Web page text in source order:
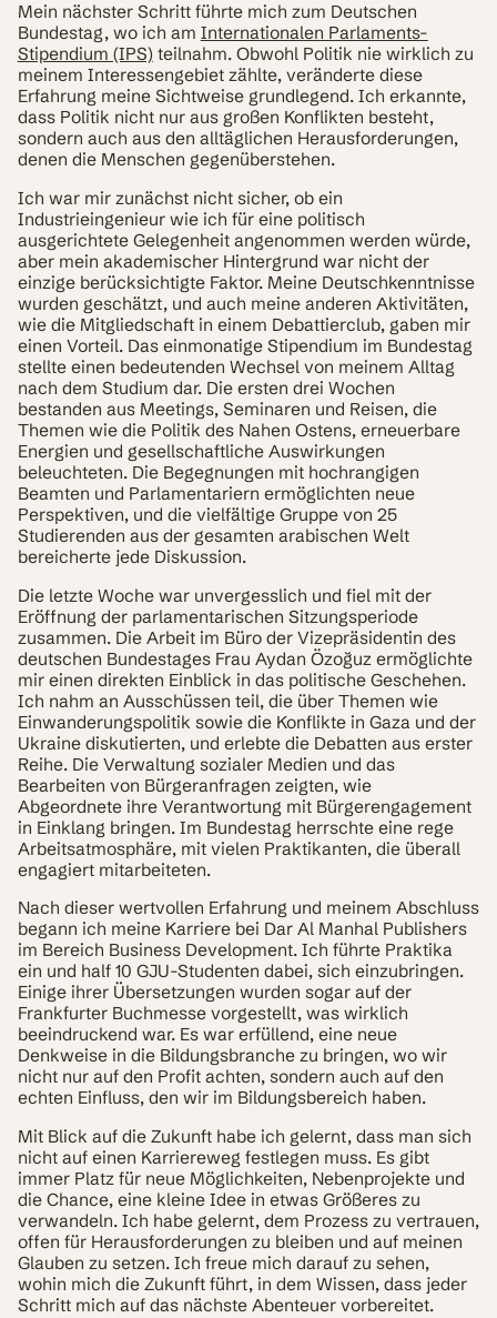
Mein nächster Schritt führte mich zum Deutschen
Bundestag, wo ich am Internationalen Parlaments-
Stipendium (IPS)teilnahm. Obwohl Politik nie wirklich zu
meinem Interessengebiet zählte, veränderte diese
Erfahrung meine Sichtweise grundlegend. Ich erkannte,
dass Politik nicht nur aus großen Konflikten besteht,
sondern auch aus den alltäglichen Herausforderungen,
denen die Menschen gegenüberstehen.
Ich war mir zunächst nicht sicher, ob ein
Industrieingenieur wie ich für eine politisch
ausgerichtete Gelegenheit angenommen werden würde,
aber mein akademischer Hintergrund war nicht der
einzige berücksichtigte Faktor. Meine Deutschkenntnisse
wurden geschätzt, und auch meine anderen Aktivitäten,
wie die Mitgliedschaft in einem Debattierclub, gaben mir
einen Vorteil. Das einmonatige Stipendium im Bundestag
stellte einen bedeutenden Wechsel von meinem Alltag
nach dem Studium dar. Die ersten drei Wochen
bestanden aus Meetings, Seminaren und Reisen, die
Themen wie die Politik des Nahen Ostens, erneuerbare
Energien und gesellschaftliche Auswirkungen
beleuchteten. Die Begegnungen mit hochrangigen
Beamten und Parlamentariern ermöglichten neue
Perspektiven, und die vielfältige Gruppe von 25
Studierenden aus der gesamten arabischen Welt
bereicherte jede Diskussion.
Die letzte Woche war unvergesslich und fiel mit der
Eröffnung der parlamentarischen Sitzungsperiode
zusammen. Die Arbeit im Büro der Vizepräsidentin des
deutschen Bundestages Frau Aydan Özoğuz ermöglichte
mir einen direkten Einblick in das politische Geschehen.
Ich nahm an Ausschüssen teil, die über Themen wie
Einwanderungspolitik sowie die Konflikte in Gaza und der
Ukraine diskutierten, und erlebte die Debatten aus erster
Reihe. Die Verwaltung sozialer Medien und das
Bearbeiten von Bürgeranfragen zeigten, wie
Abgeordnete ihre Verantwortung mit Bürgerengagement
in Einklang bringen. Im Bundestag herrschte eine rege
Arbeitsatmosphäre, mit vielen Praktikanten, die überall
engagiert mitarbeiteten.
Nach dieser wertvollen Erfahrung und meinem Abschluss
begann ich meine Karriere bei Dar Al Manhal Publishers
im Bereich Business Development. Ich führte Praktika
ein und half 10 GJU-Studenten dabei, sich einzubringen.
Einige ihrer Übersetzungen wurden sogar auf der
Frankfurter Buchmesse vorgestellt, was wirklich
beeindruckend war. Es war erfüllend, eine neue
Denkweise in die Bildungsbranche zu bringen, wo wir
nicht nur auf den Profit achten, sondern auch auf den
echten Einfluss, den wir im Bildungsbereich haben.
Mit Blick auf die Zukunft habe ich gelernt, dass man sich
nicht auf einen Karriereweg festlegen muss. Es gibt
immer Platz für neue Möglichkeiten, Nebenprojekte und
die Chance, eine kleine Idee in etwas Größeres zu
verwandeln. Ich habe gelernt, dem Prozess zu vertrauen,
offen für Herausforderungen zu bleiben und auf meinen
Glauben zu setzen. Ich freue mich darauf zu sehen,
wohin mich die Zukunft führt, in dem Wissen, dass jeder
Schritt mich auf das nächste Abenteuer vorbereitet.